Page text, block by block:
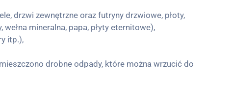
drzwi zewnętrzne oraz futryny drzwiowe, płoty,
mineralna, papa, płyty eternitowe),
itp.),
drobne odpady, które można wrzucić do